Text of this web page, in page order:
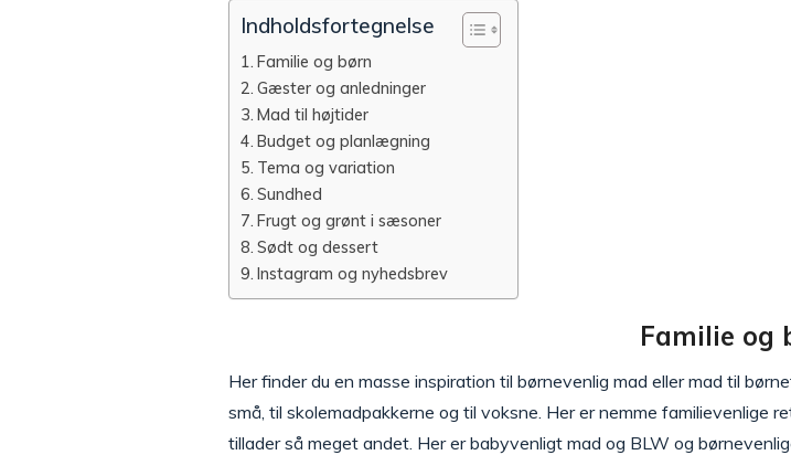
Indholdsfortegnelse
Familie og børn
Gæster og anledninger
Mad til højtider
Budget og planlægning
Tema og variation
Sundhed
Frugt og grønt i sæsoner
Sødt og dessert
Instagram og nyhedsbrev
Familie og
Her finder du en masse inspiration til børnevenlig mad eller mad til
små, til skolemadpakkerne og til voksne. Her er nemme familievenlige
tillader så meget andet. Her er babyvenligt mad og BLW og